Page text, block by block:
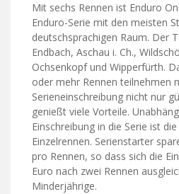
Mit sechs Rennen ist Enduro
Enduro-Serie mit den meisten
deutschsprachigen Raum. Der
Endbach, Aschau i. Ch.,
Ochsenkopf und Wipperfürth.
oder mehr Rennen teilnehmen
Serieneinschreibung nicht nur
genießt viele Vorteile.
Einschreibung in die Serie ist
Einzelrennen. Serienstarter
pro Rennen, so dass sich die
Euro nach zwei Rennen
Minderjährige.